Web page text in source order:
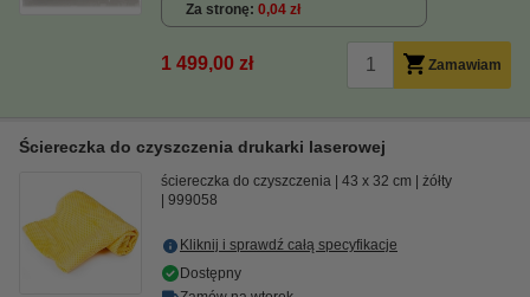
Za stronę 0,04 zł
1 499,00 zł Zamawiam
Ściereczka do czyszczenia drukarki laserowej
ściereczka do czyszczenia 43 x 32 cm
żółty
999058
Kliknij i sprawdź całą specyfikacje
Dostępny